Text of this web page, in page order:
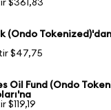
$361,83
(Ondo
$47,75
Oil Fund (Ondo
$119,19